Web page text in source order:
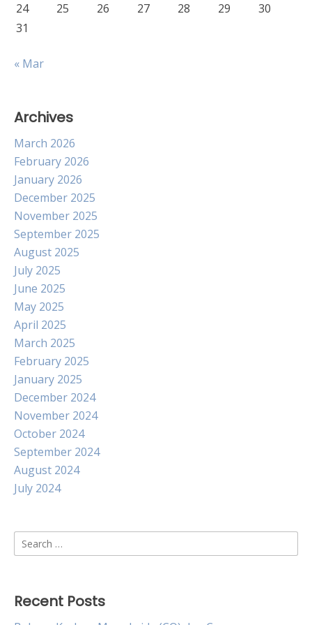
24
25 26 27 28 29
30
31
« Mar
Archives
March 2026
February 2026
January 2026
December 2025
November 2025
September 2025
August 2025
July 2025
June 2025
May 2025
April 2025
March 2025
February 2025
January 2025
December 2024
November 2024
October 2024
September 2024
August 2024
July 2024
Search
for:
Recent Posts